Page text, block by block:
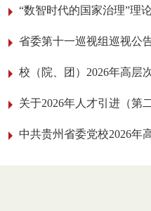
“数智时代的国家治理”理
省委第十一巡视组巡视公
校（院、团）2026年高层
关于2026年人才引进（第
中共贵州省委党校2026年